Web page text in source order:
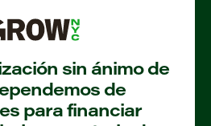
sin ánimo de
de
para financiar